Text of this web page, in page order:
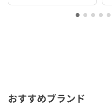
おすすめブランド